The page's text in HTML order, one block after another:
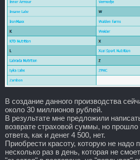
В создание данного производства
около 30 миллионов рублей.
В результате мне предложили
возврате страховой суммы, но
ответа, как и денег 4 500, нет.
Приобрести красоту, которую не надо
несколько раз в день, которая не